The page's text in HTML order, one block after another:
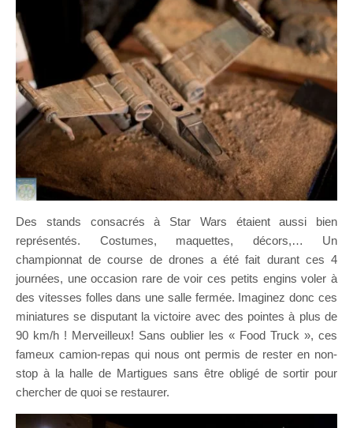
Des stands consacrés à Star Wars étaient aussi bien
représentés. Costumes, maquettes, décors,… Un
championnat de course de drones a été fait durant ces 4
journées, une occasion rare de voir ces petits engins voler à
des vitesses folles dans une salle fermée. Imaginez donc ces
miniatures se disputant la victoire avec des pointes à plus de
90 km/h ! Merveilleux! Sans oublier les « Food Truck », ces
fameux camion-repas qui nous ont permis de rester en non-
stop à la halle de Martigues sans être obligé de sortir pour
chercher de quoi se restaurer.